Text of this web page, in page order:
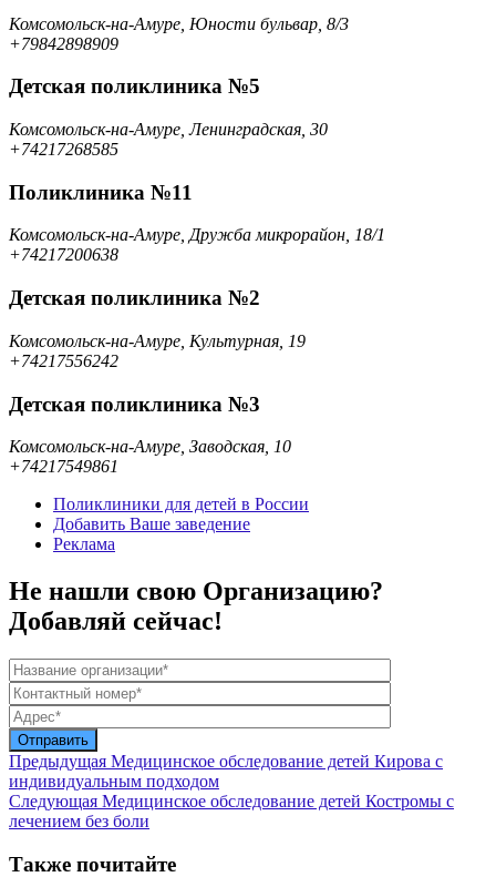
Комсомольск-на-Амуре, Юности бульвар, 8/3
+79842898909
Детская поликлиника №5
Комсомольск-на-Амуре, Ленинградская, 30
+74217268585
Поликлиника №11
Комсомольск-на-Амуре, Дружба микрорайон, 18/1
+74217200638
Детская поликлиника №2
Комсомольск-на-Амуре, Культурная, 19
+74217556242
Детская поликлиника №3
Комсомольск-на-Амуре, Заводская, 10
+74217549861
Поликлиники для детей в России
Добавить Ваше заведение
Реклама
Не нашли свою Организацию?
Добавляй сейчас!
Предыдущая Медицинское обследование детей Кирова с
индивидуальным подходом
Следующая Медицинское обследование детей Костромы с
лечением без боли
Также почитайте